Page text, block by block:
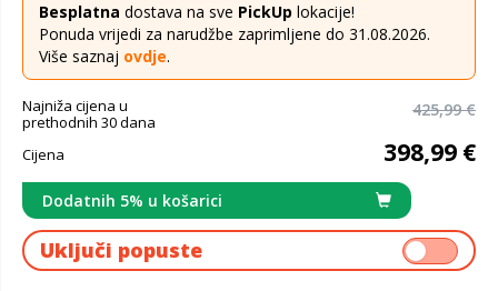
Besplatna dostava na sve PickUp lokacije!
Ponuda vrijedi za narudžbe zaprimljene do 31.08.2026.
Više saznaj ovdje.
Najniža cijena u
prethodnih 30 dana
425,99 €
Cijena 398,99 €
Dodatnih 5% u košarici
Uključi popuste